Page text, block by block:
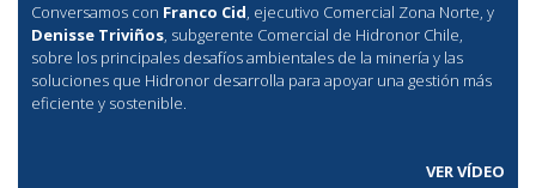
Conversamos con Franco Cid, ejecutivo Comercial Zona Norte, y
Denisse Triviños, subgerente Comercial de Hidronor Chile,
sobre los principales desafíos ambientales de la minería y las
soluciones que Hidronor desarrolla para apoyar una gestión más
eficiente y sostenible.
VER VÍDEO